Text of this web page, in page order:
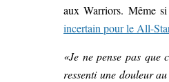
aux Warriors. Même
incertain pour le All-
«Je ne pense pas que
ressenti une douleur